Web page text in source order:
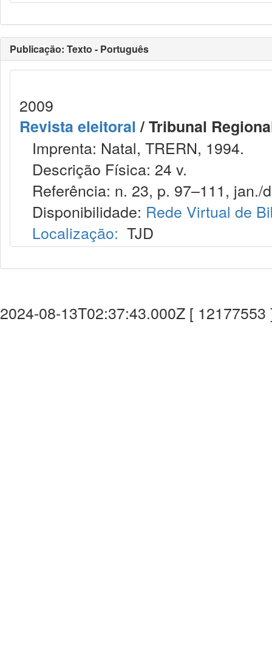
Publicação: Texto - Português
2009
Revista eleitoral/ Tribunal
Imprenta: Natal, TRERN, 1994.
Descrição Física: 24 v.
Referência: n. 23, p. 97–111, jan./
Disponibilidade: Rede Virtual de
Localização: TJD
2024-08-13T02:37:43.000Z [ 12177553